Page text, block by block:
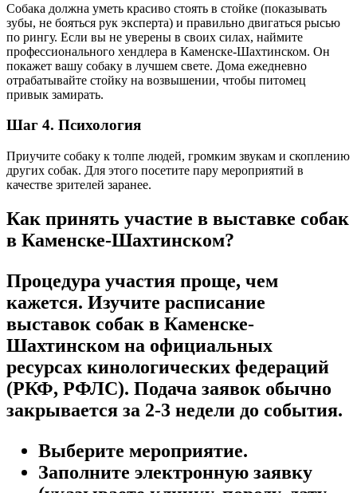
Собака должна уметь красиво стоять в стойке (показывать
зубы, не бояться рук эксперта) и правильно двигаться рысью
по рингу. Если вы не уверены в своих силах, наймите
профессионального хендлера в Каменске-Шахтинском. Он
покажет вашу собаку в лучшем свете. Дома ежедневно
отрабатывайте стойку на возвышении, чтобы питомец
привык замирать.
Шаг 4. Психология
Приучите собаку к толпе людей, громким звукам и скоплению
других собак. Для этого посетите пару мероприятий в
качестве зрителей заранее.
Как принять участие в выставке собак
в Каменске-Шахтинском?
Процедура участия проще, чем
кажется. Изучите расписание
выставок собак в Каменске-
Шахтинском на официальных
ресурсах кинологических федераций
(РКФ, РФЛС). Подача заявок обычно
закрывается за 2-3 недели до события.
Выберите мероприятие.
Заполните электронную заявку